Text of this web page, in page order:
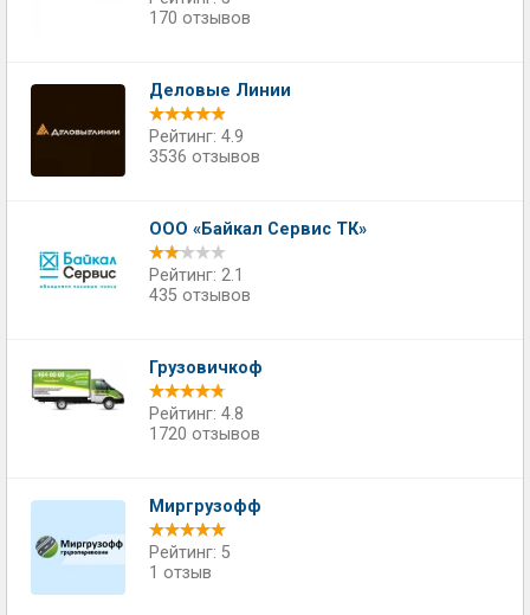
170 отзывов
Деловые Линии
Рейтинг: 4.9
3536 отзывов
ООО «Байкал Сервис ТК»
Рейтинг: 2.1
435 отзывов
Грузовичкоф
Рейтинг: 4.8
1720 отзывов
Миргрузофф
Рейтинг: 5
1 отзыв